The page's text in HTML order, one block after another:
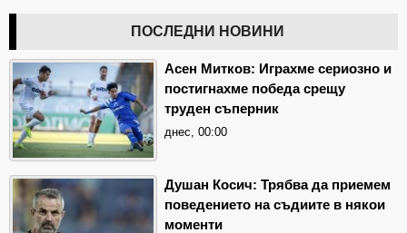
ПОСЛЕДНИ НОВИНИ
Асен Митков: Играхме сериозно и
постигнахме победа срещу
труден съперник
днес, 00:00
Душан Косич: Трябва да приемем
поведението на съдиите в някои
моменти